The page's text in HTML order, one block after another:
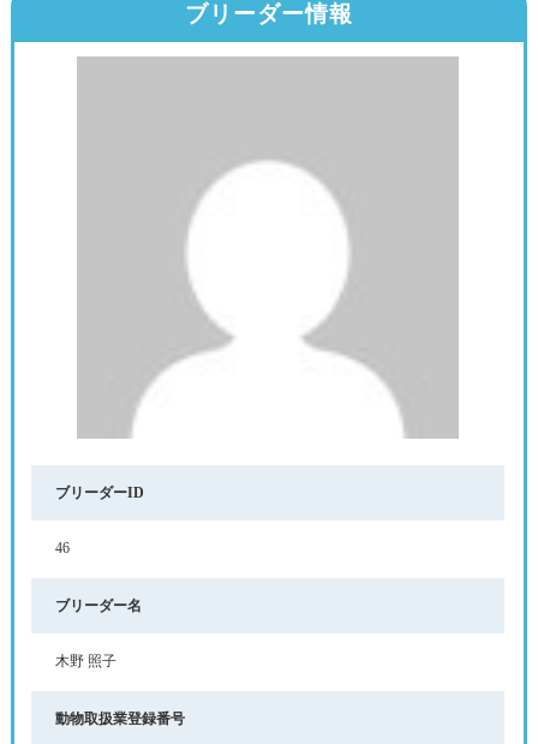
ブリーダー情報
ブリーダーID
46
ブリーダー名
木野 照子
動物取扱業登録番号